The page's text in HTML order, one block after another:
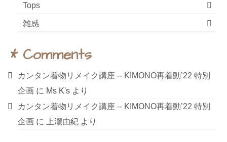
Tops
雑感
* Comments
カンタン着物リメイク講座 ‐‐ KIMONO再着動’22 特別
企画 に Ms K's より
カンタン着物リメイク講座 ‐‐ KIMONO再着動’22 特別
企画 に 上瀧由紀 より